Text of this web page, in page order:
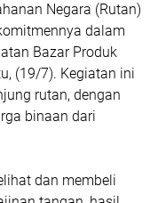
Negara (Rutan)
dalam
Bazar Produk
(19/7). Kegiatan ini
rutan, dengan
binaan dari
dan membeli